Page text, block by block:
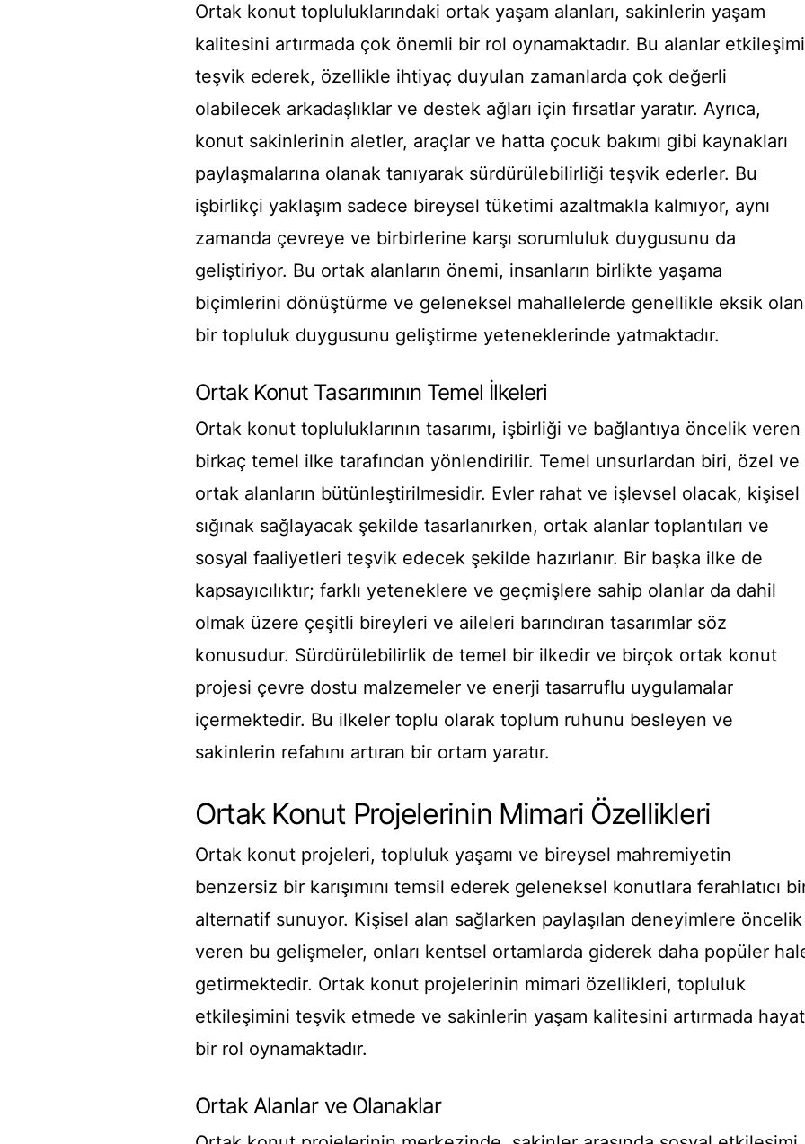
Ortak konut topluluklarındaki ortak yaşam alanları, sakinlerin yaşam
kalitesini artırmada çok önemli bir rol oynamaktadır. Bu alanlar etkileşimi
teşvik ederek, özellikle ihtiyaç duyulan zamanlarda çok değerli
olabilecek arkadaşlıklar ve destek ağları için fırsatlar yaratır. Ayrıca,
konut sakinlerinin aletler, araçlar ve hatta çocuk bakımı gibi kaynakları
paylaşmalarına olanak tanıyarak sürdürülebilirliği teşvik ederler. Bu
işbirlikçi yaklaşım sadece bireysel tüketimi azaltmakla kalmıyor, aynı
zamanda çevreye ve birbirlerine karşı sorumluluk duygusunu da
geliştiriyor. Bu ortak alanların önemi, insanların birlikte yaşama
biçimlerini dönüştürme ve geleneksel mahallelerde genellikle eksik olan
bir topluluk duygusunu geliştirme yeteneklerinde yatmaktadır.
Ortak Konut Tasarımının Temel İlkeleri
Ortak konut topluluklarının tasarımı, işbirliği ve bağlantıya öncelik veren
birkaç temel ilke tarafından yönlendirilir. Temel unsurlardan biri, özel ve
ortak alanların bütünleştirilmesidir. Evler rahat ve işlevsel olacak, kişisel
sığınak sağlayacak şekilde tasarlanırken, ortak alanlar toplantıları ve
sosyal faaliyetleri teşvik edecek şekilde hazırlanır. Bir başka ilke de
kapsayıcılıktır; farklı yeteneklere ve geçmişlere sahip olanlar da dahil
olmak üzere çeşitli bireyleri ve aileleri barındıran tasarımlar söz
konusudur. Sürdürülebilirlik de temel bir ilkedir ve birçok ortak konut
projesi çevre dostu malzemeler ve enerji tasarruflu uygulamalar
içermektedir. Bu ilkeler toplu olarak toplum ruhunu besleyen ve
sakinlerin refahını artıran bir ortam yaratır.
Ortak Konut Projelerinin Mimari Özellikleri
Ortak konut projeleri, topluluk yaşamı ve bireysel mahremiyetin
benzersiz bir karışımını temsil ederek geleneksel konutlara ferahlatıcı
alternatif sunuyor. Kişisel alan sağlarken paylaşılan deneyimlere öncelik
veren bu gelişmeler, onları kentsel ortamlarda giderek daha popüler
getirmektedir. Ortak konut projelerinin mimari özellikleri, topluluk
etkileşimini teşvik etmede ve sakinlerin yaşam kalitesini artırmada
bir rol oynamaktadır.
Ortak Alanlar ve Olanaklar